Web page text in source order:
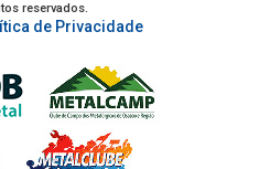
reservados.
de Privacidade